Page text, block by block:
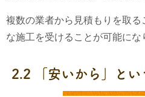
複数の業者から見積もりを取
な施工を受けることが可能にな
2.2 「安いから」とい